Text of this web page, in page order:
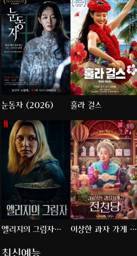
눈동자 (2026) 훌라 걸스
엘리지의 그림자
이상한 과자 가게 전